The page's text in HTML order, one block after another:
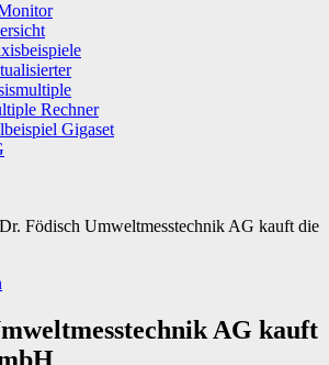
Rechner
Gigaset
Dr. Födisch Umweltmesstechnik AG kauft die
AG kauft